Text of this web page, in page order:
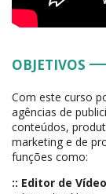
OBJETIVOS
Com este curso
agências de
conteúdos,
marketing e de
funções como:
:: Editor de